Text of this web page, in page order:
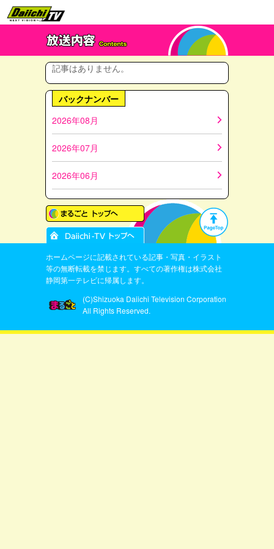
記事はありません。
バックナンバー
2026年08月
2026年07月
2026年06月
ホームページに記載されている記事・写真・イラスト
等の無断転載を禁じます。すべての著作権は株式会社
静岡第一テレビに帰属します。
(C)Shizuoka Daiichi Television Corporation
All Rights Reserved.